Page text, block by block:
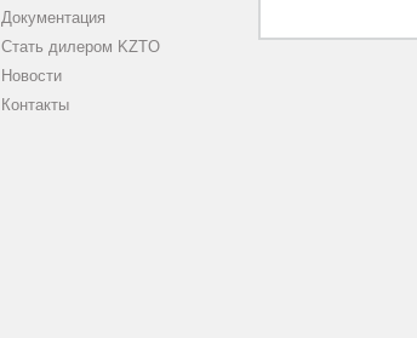
Документация
Стать дилером KZTO
Новости
Контакты